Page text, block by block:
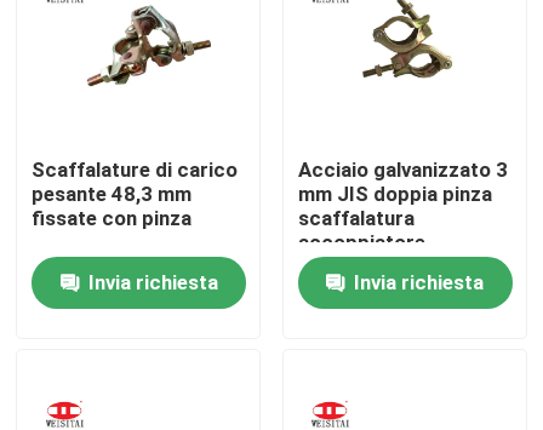
Casa
Prodotti
Circa noi
Scaffalature di carico
pesante 48,3 mm
fissate con pinza
Invia richiesta
Acciaio galvanizzato 3
mm JIS doppia pinza
scaffalatura
accoppiatore
pressato
Invia richiesta